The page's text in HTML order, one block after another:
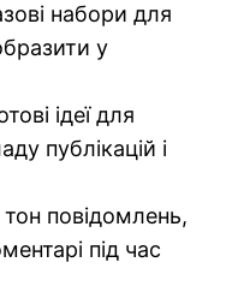
набори для
у
ідеї для
публікацій і
тон повідомлень,
під час